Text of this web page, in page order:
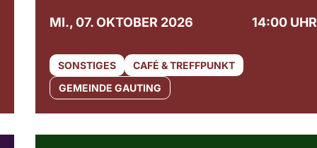
MI., 07. OKTOBER 2026 14:00 UHR
SONSTIGES
CAFÉ & TREFFPUNKT
GEMEINDE GAUTING